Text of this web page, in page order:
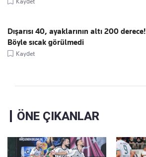
Dışarısı 40, ayaklarının altı 200 derece!
Böyle sıcak görülmedi
Kaydet
ÖNE ÇIKANLAR